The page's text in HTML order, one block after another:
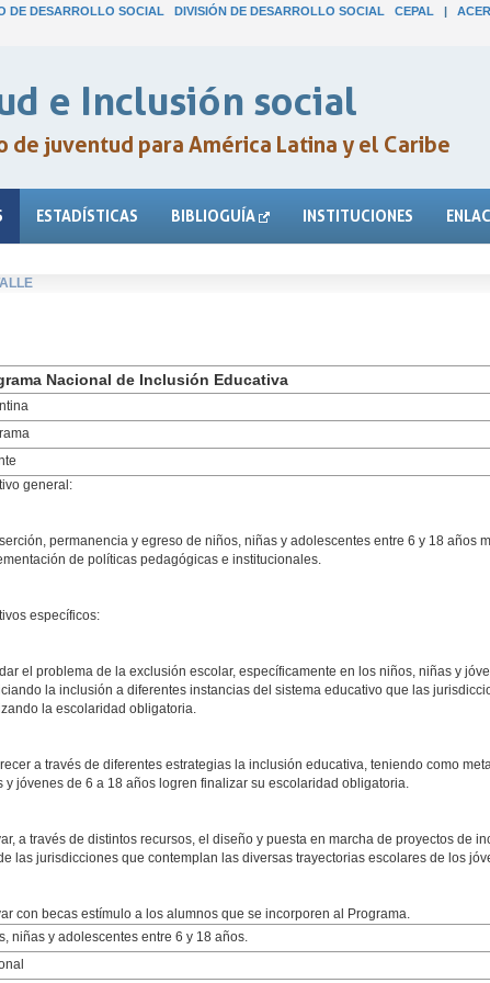
DE DESARROLLO SOCIAL DIVISIÓN DE DESARROLLO SOCIAL CEPAL |
e Inclusión social
de juventud para América Latina y el Caribe
ESTADÍSTICAS BIBLIOGUÍA INSTITUCIONES
Nacional de Inclusión Educativa
general:
permanencia y egreso de niños, niñas y adolescentes entre 6 y 18 años
de políticas pedagógicas e institucionales.
específicos:
el problema de la exclusión escolar, específicamente en los niños, niñas y
la inclusión a diferentes instancias del sistema educativo que las
la escolaridad obligatoria.
a través de diferentes estrategias la inclusión educativa, teniendo como
y jóvenes de 6 a 18 años logren finalizar su escolaridad obligatoria.
a través de distintos recursos, el diseño y puesta en marcha de proyectos de
las jurisdicciones que contemplan las diversas trayectorias escolares de los
con becas estímulo a los alumnos que se incorporen al Programa.
niñas y adolescentes entre 6 y 18 años.